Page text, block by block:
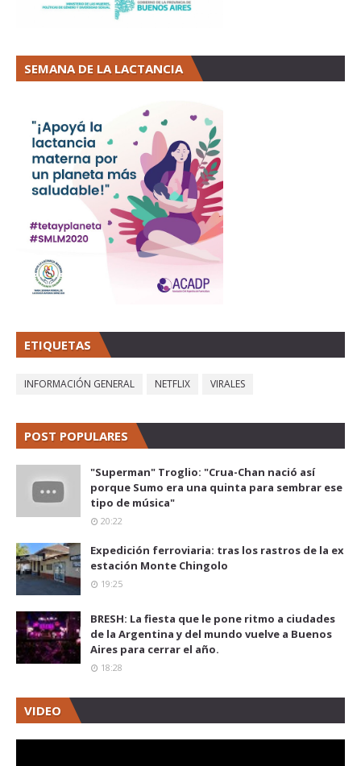
SEMANA DE LA LACTANCIA
ETIQUETAS
INFORMACIÓN GENERAL NETFLIX VIRALES
POST POPULARES
"Superman" Troglio: "Crua-Chan nació así
porque Sumo era una quinta para sembrar ese
tipo de música"
20:22
Expedición ferroviaria: tras los rastros de la ex
estación Monte Chingolo
19:25
BRESH: La fiesta que le pone ritmo a ciudades
de la Argentina y del mundo vuelve a Buenos
Aires para cerrar el año.
18:28
VIDEO